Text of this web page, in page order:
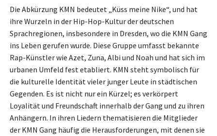
Die Abkürzung KMN bedeutet „Küss meine Nike“, und hat
ihre Wurzeln in der Hip-Hop-Kultur der deutschen
Sprachregionen, insbesondere in Dresden, wo die KMN Gang
ins Leben gerufen wurde. Diese Gruppe umfasst bekannte
Rap-Künstler wie Azet, Zuna, Albi und Noah und hat sich im
urbanen Umfeld fest etabliert. KMN steht symbolisch für
die kulturelle Identität vieler junger Leute in städtischen
Gegenden. Es ist nicht nur ein Kürzel; es verkörpert
Loyalität und Freundschaft innerhalb der Gang und zu ihren
Anhängern. In ihren Liedern thematisieren die Mitglieder
der KMN Gang häufig die Herausforderungen, mit denen sie